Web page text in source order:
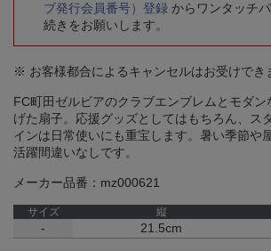
ブ発行会員番号）登録 からワンタッチ
続きをお願いします。
※ お客様都合によるキャンセルはお受けでき
FC町田ゼルビアのクラブエンブレムとモダン
げた扇子。応援グッズとしてはもちろん、ス
インは日常使いにも重宝します。暑い季節や
活躍間違いなしです。
メーカー品番：mz000621
サイズ 縦
- 21.5cm